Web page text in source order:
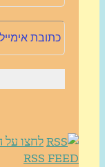
לחצו על הסמל
RSS